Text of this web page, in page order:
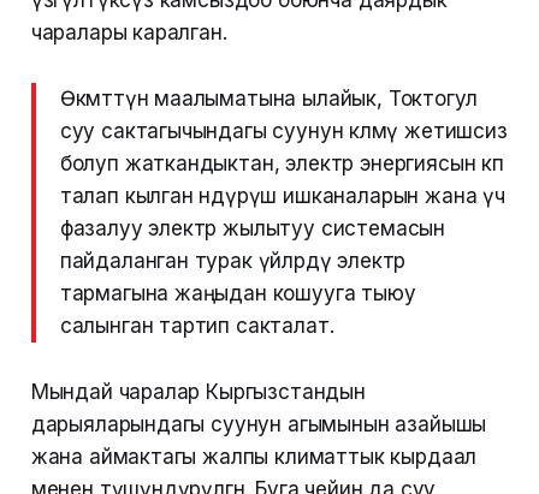
чаралары каралган.
Өкмөттүн маалыматына ылайык, Токтогул
суу сактагычындагы суунун көлөмү жетишсиз
болуп жаткандыктан, электр энергиясын көп
талап кылган өндүрүш ишканаларын жана үч
фазалуу электр жылытуу системасын
пайдаланган турак үйлөрдү электр
тармагына жаңыдан кошууга тыюу
салынган тартип сакталат.
Мындай чаралар Кыргызстандын
дарыяларындагы суунун агымынын азайышы
жана аймактагы жалпы климаттык кырдаал
менен түшүндүрүлгөн. Буга чейин да суу